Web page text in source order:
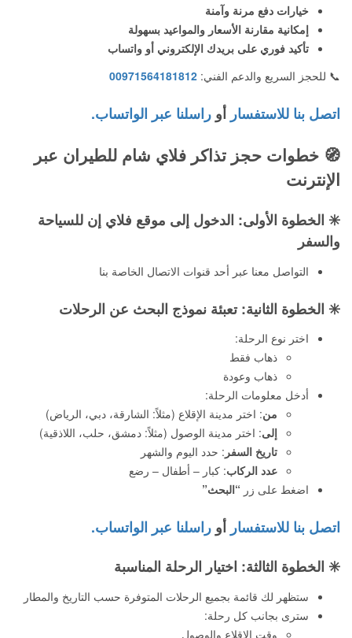
خيارات دفع مرنة وآمنة
إمكانية مقارنة الأسعار والمواعيد بسهولة
تأكيد فوري على بريدك الإلكتروني أو واتساب
📞 للحجز السريع والدعم الفني: 00971564181812
اتصل بنا للاستفسار أو راسلنا عبر الواتساب.
🧭 خطوات حجز تذاكر فلاي شام للطيران عبر
الإنترنت
✳️ الخطوة الأولى: الدخول إلى موقع فلاي إن للسياحة
والسفر
التواصل معنا عبر أحد قنوات الاتصال الخاصة بنا
✳️ الخطوة الثانية: تعبئة نموذج البحث عن الرحلات
اختر نوع الرحلة:
ذهاب فقط
ذهاب وعودة
أدخل معلومات الرحلة:
من: اختر مدينة الإقلاع (مثلاً: الشارقة، دبي، الرياض)
إلى: اختر مدينة الوصول (مثلاً: دمشق، حلب، اللاذقية)
تاريخ السفر : حدد اليوم والشهر
عدد الركاب: كبار – أطفال – رضع
اضغط على زر “البحث”
اتصل بنا للاستفسار أو راسلنا عبر الواتساب.
✳️ الخطوة الثالثة: اختيار الرحلة المناسبة
ستظهر لك قائمة بجميع الرحلات المتوفرة حسب التاريخ والمطار
سترى بجانب كل رحلة:
وقت الإقلاع والوصول